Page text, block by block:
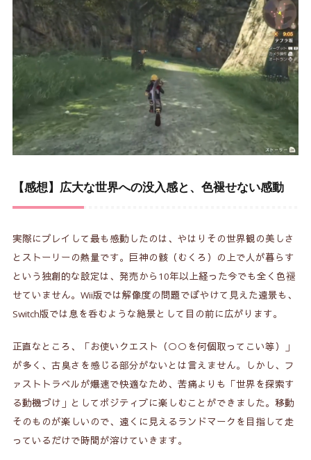
【感想】広大な世界への没入感と、色褪せない感動
実際にプレイして最も感動したのは、やはりその世界観の美しさ
とストーリーの熱量です。巨神の骸（むくろ）の上で人が暮らす
という独創的な設定は、発売から10年以上経った今でも全く色褪
せていません。Wii版では解像度の問題でぼやけて見えた遠景も、
Switch版では息を呑むような絶景として目の前に広がります。
正直なところ、「お使いクエスト（○○を何個取ってこい等）」
が多く、古臭さを感じる部分がないとは言えません。しかし、フ
ァストトラベルが爆速で快適なため、苦痛よりも「世界を探索す
る動機づけ」としてポジティブに楽しむことができました。移動
そのものが楽しいので、遠くに見えるランドマークを目指して走
っているだけで時間が溶けていきます。